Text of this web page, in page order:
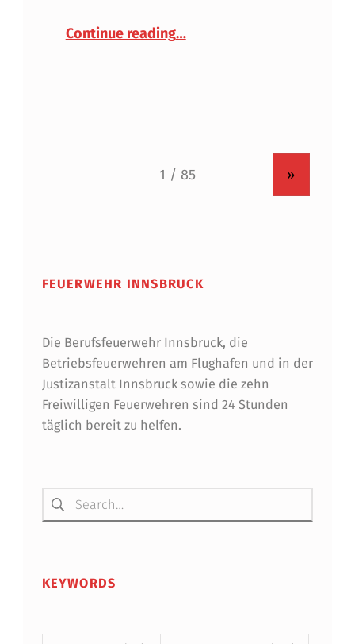
Continue reading…
»
FEUERWEHR INNSBRUCK
Die Berufsfeuerwehr Innsbruck, die
Betriebsfeuerwehren am Flughafen und in der
Justizanstalt Innsbruck sowie die zehn
Freiwilligen Feuerwehren sind 24 Stunden
täglich bereit zu helfen.
Suchen nach:
KEYWORDS